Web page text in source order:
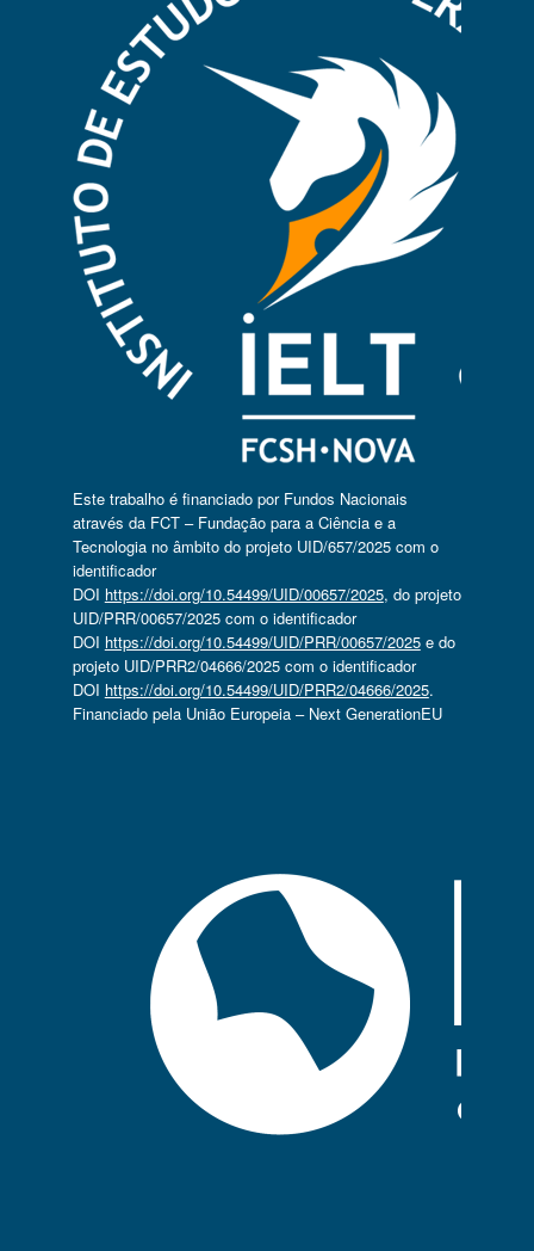
Este trabalho é financiado por Fundos Nacionais
através da FCT – Fundação para a Ciência e a
Tecnologia no âmbito do projeto UID/657/2025 com o
identificador
DOI https://doi.org/10.54499/UID/00657/2025, do projeto
UID/PRR/00657/2025 com o identificador
DOI https://doi.org/10.54499/UID/PRR/00657/2025e do
projeto UID/PRR2/04666/2025 com o identificador
DOI https://doi.org/10.54499/UID/PRR2/04666/2025.
Financiado pela União Europeia – Next GenerationEU